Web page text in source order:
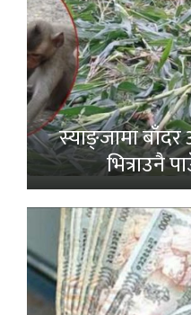
स्याङ्जामा
भित्राउनै